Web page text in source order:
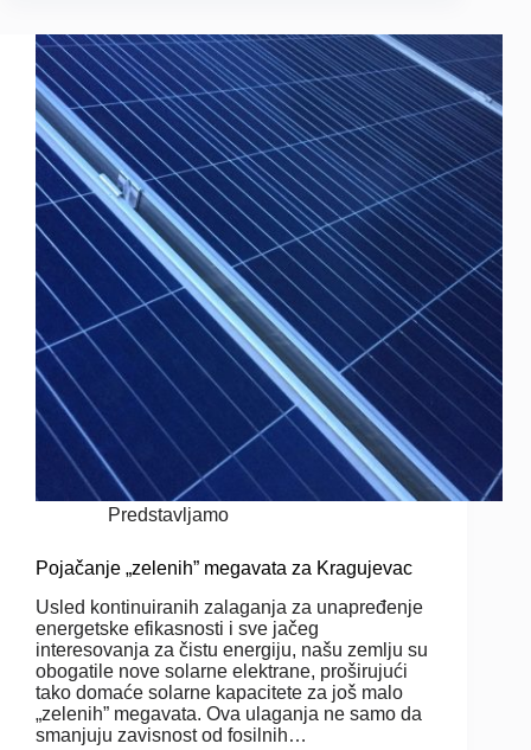
Predstavljamo
Pojačanje „zelenih” megavata za Kragujevac
Usled kontinuiranih zalaganja za unapređenje
energetske efikasnosti i sve jačeg
interesovanja za čistu energiju, našu zemlju su
obogatile nove solarne elektrane, proširujući
tako domaće solarne kapacitete za još malo
„zelenih” megavata. Ova ulaganja ne samo da
smanjuju zavisnost od fosilnih…